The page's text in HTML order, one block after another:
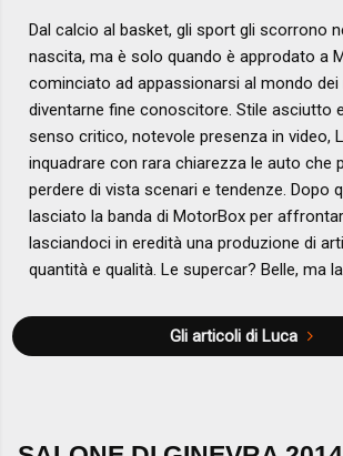
Dal calcio al basket, gli sport gli scorrono
nascita, ma è solo quando è approdato a
cominciato ad appassionarsi al mondo
diventarne fine conoscitore. Stile asciutto
senso critico, notevole presenza in video,
inquadrare con rara chiarezza le auto che
perdere di vista scenari e tendenze. Dopo
lasciato la banda di MotorBox per
lasciandoci in eredità una produzione di
quantità e qualità. Le supercar? Belle, ma
Gli articoli di Luca